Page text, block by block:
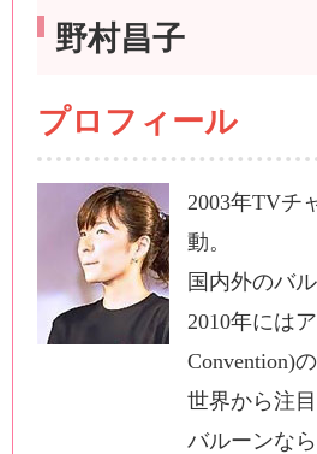
野村昌子
プロフィール
2003年TVチ
動。
国内外のバ
2010年には
Convention)
世界から注
バルーンな